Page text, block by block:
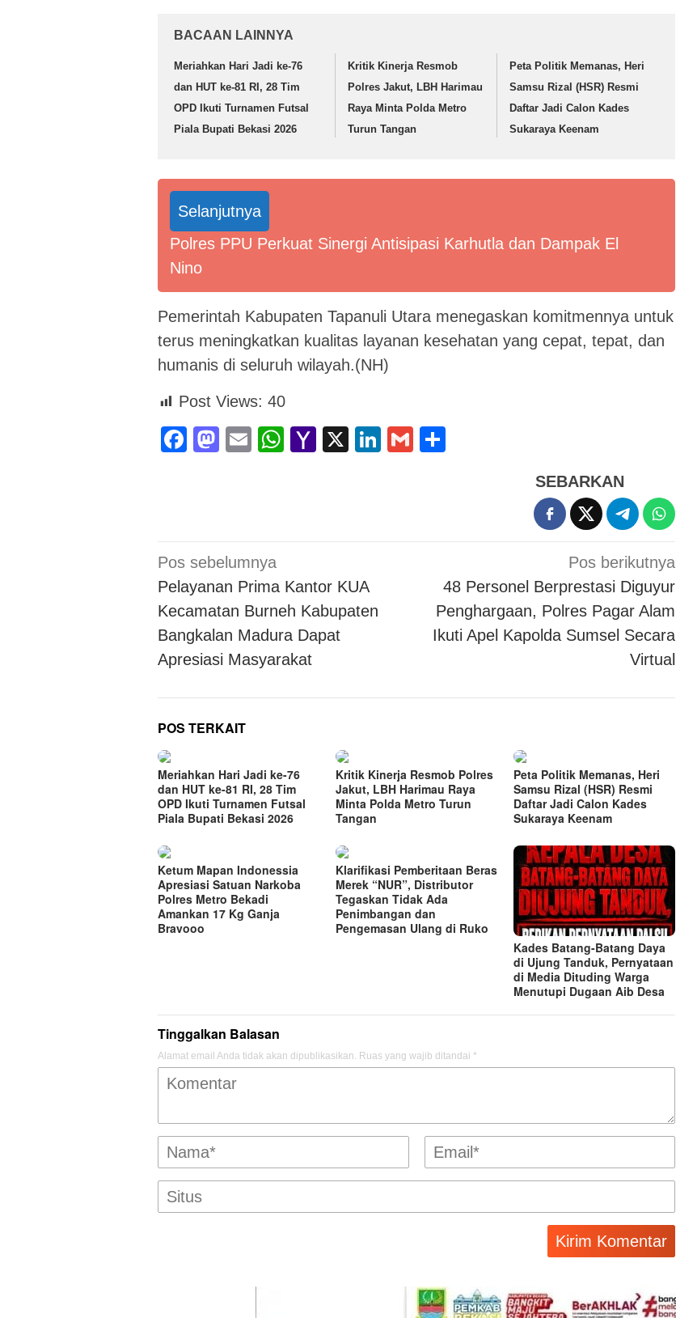
BACAAN LAINNYA
Meriahkan Hari Jadi ke-76
dan HUT ke-81 RI, 28 Tim
OPD Ikuti Turnamen Futsal
Piala Bupati Bekasi 2026
Kritik Kinerja Resmob
Polres Jakut, LBH Harimau
Raya Minta Polda Metro
Turun Tangan
Peta Politik Memanas, Heri
Samsu Rizal (HSR) Resmi
Daftar Jadi Calon Kades
Sukaraya Keenam
Selanjutnya
Polres PPU Perkuat Sinergi Antisipasi Karhutla dan Dampak El
Nino
Pemerintah Kabupaten Tapanuli Utara menegaskan komitmennya untuk
terus meningkatkan kualitas layanan kesehatan yang cepat, tepat, dan
humanis di seluruh wilayah.(NH)
Post Views: 40
Facebook
Mastodon
EmailWhatsApp
Yahoo
X LinkedIn
Gmail
SEBARKAN
Navigasi
pos
Pos sebelumnya
Pelayanan Prima Kantor KUA
Kecamatan Burneh Kabupaten
Bangkalan Madura Dapat
Apresiasi Masyarakat
Pos berikutnya
48 Personel Berprestasi Diguyur
Penghargaan, Polres Pagar Alam
Ikuti Apel Kapolda Sumsel Secara
Virtual
POS TERKAIT
Meriahkan Hari Jadi ke-76
dan HUT ke-81 RI, 28 Tim
OPD Ikuti Turnamen Futsal
Piala Bupati Bekasi 2026
Kritik Kinerja Resmob Polres
Jakut, LBH Harimau Raya
Minta Polda Metro Turun
Tangan
Peta Politik Memanas, Heri
Samsu Rizal (HSR) Resmi
Daftar Jadi Calon Kades
Sukaraya Keenam
Ketum Mapan Indonessia
Apresiasi Satuan Narkoba
Polres Metro Bekadi
Amankan 17 Kg Ganja
Bravooo
Klarifikasi Pemberitaan Beras
Merek “NUR”, Distributor
Tegaskan Tidak Ada
Penimbangan dan
Pengemasan Ulang di Ruko
Kades Batang-Batang Daya
di Ujung Tanduk, Pernyataan
di Media Dituding Warga
Menutupi Dugaan Aib Desa
Tinggalkan Balasan
Alamat email Anda tidak akan dipublikasikan. Ruas yang wajib ditandai *